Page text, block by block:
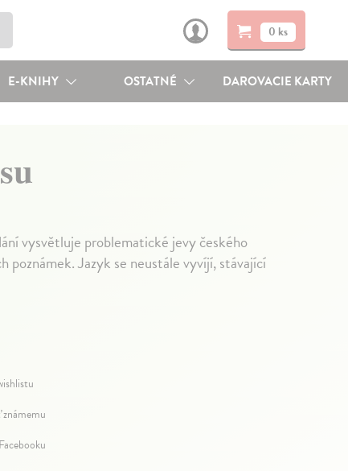
0 ks
E-KNIHY OSTATNÉ DAROVACIE KARTY
vysvětluje problematické jevy českého
poznámek. Jazyk se neustále vyvíjí, stávající